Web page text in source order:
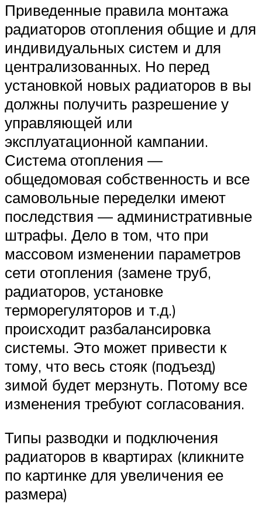
Приведенные правила монтажа
радиаторов отопления общие и для
индивидуальных систем и для
централизованных. Но перед
установкой новых радиаторов в вы
должны получить разрешение у
управляющей или
эксплуатационной кампании.
Система отопления —
общедомовая собственность и все
самовольные переделки имеют
последствия — административные
штрафы. Дело в том, что при
массовом изменении параметров
сети отопления (замене труб,
радиаторов, установке
терморегуляторов и т.д.)
происходит разбалансировка
системы. Это может привести к
тому, что весь стояк (подъезд)
зимой будет мерзнуть. Потому все
изменения требуют согласования.
Типы разводки и подключения
радиаторов в квартирах (кликните
по картинке для увеличения ее
размера)